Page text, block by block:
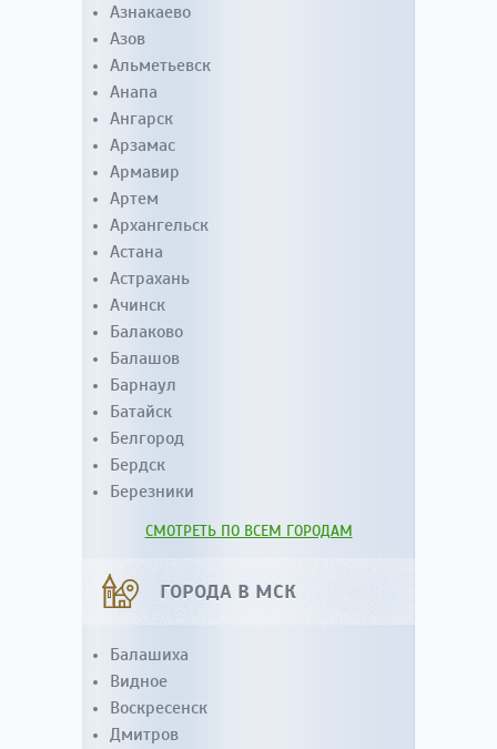
Азнакаево
Азов
Альметьевск
Анапа
Ангарск
Арзамас
Армавир
Артем
Архангельск
Астана
Астрахань
Ачинск
Балаково
Балашов
Барнаул
Батайск
Белгород
Бердск
Березники
СМОТРЕТЬ ПО ВСЕМ ГОРОДАМ
ГОРОДА В МСК
Балашиха
Видное
Воскресенск
Дмитров